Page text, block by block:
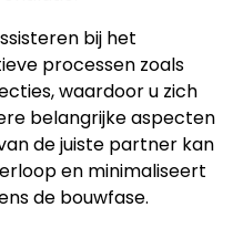
bij het
processen zoals
waardoor u zich
belangrijke aspecten
de juiste partner kan
en minimaliseert
de bouwfase.